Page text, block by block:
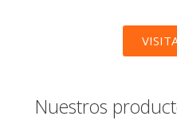
Nuestros